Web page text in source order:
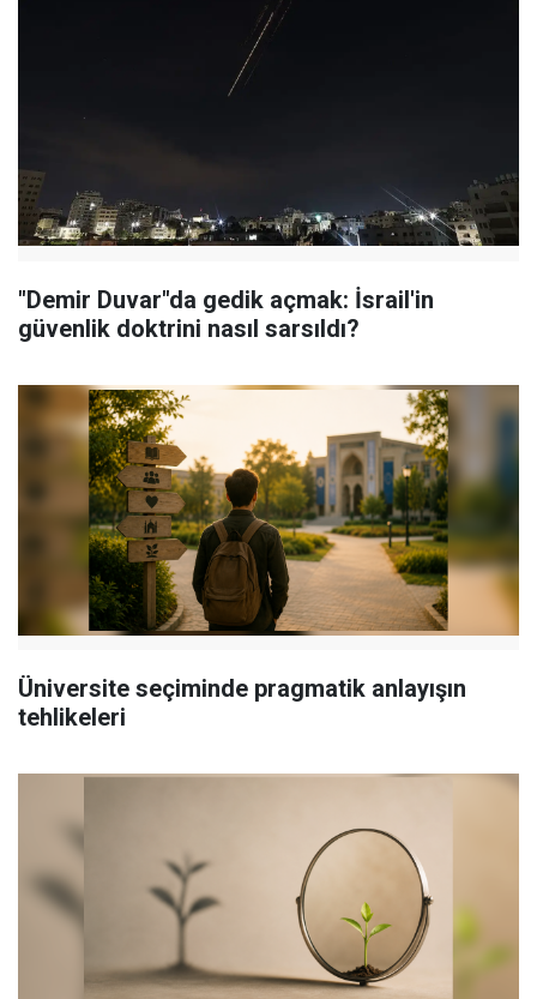
"Demir Duvar"da gedik açmak: İsrail'in
güvenlik doktrini nasıl sarsıldı?
Üniversite seçiminde pragmatik anlayışın
tehlikeleri